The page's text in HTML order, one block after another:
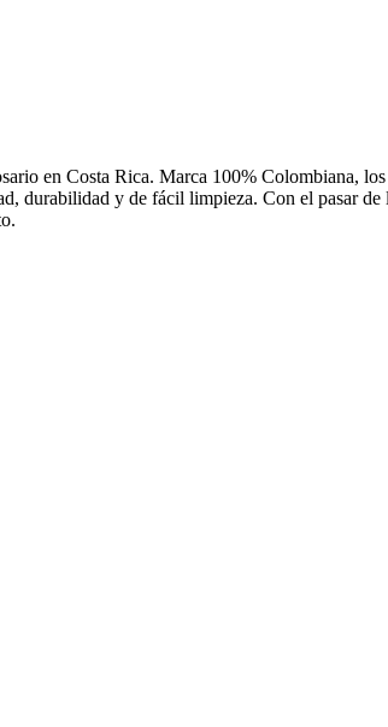
en Costa Rica. Marca 100% Colombiana,
durabilidad y de fácil limpieza. Con el pasar